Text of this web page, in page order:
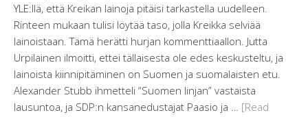
YLE:llä, että Kreikan lainoja pitäisi tarkastella uudelleen.
Rinteen mukaan tulisi löytää taso, jolla Kreikka selviää
lainoistaan. Tämä herätti hurjan kommenttiaallon. Jutta
Urpilainen ilmoitti, ettei tällaisesta ole edes keskusteltu, ja
lainoista kiinnipitäminen on Suomen ja suomalaisten etu.
Alexander Stubb ihmetteli “Suomen linjan” vastaista
lausuntoa, ja SDP:n kansanedustajat Paasio ja … [Read